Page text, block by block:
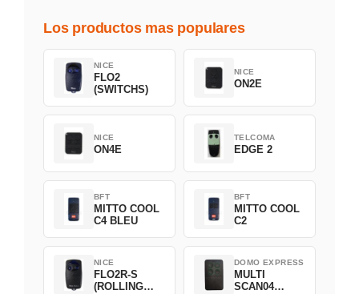
Los productos mas populares
NICE
FLO2
(SWITCHS)
NICE
ON2E
NICE
ON4E
TELCOMA
EDGE 2
BFT
MITTO COOL
C4 BLEU
BFT
MITTO COOL
C2
NICE
FLO2R-S
(ROLLING
DOMO EXPRESS
MULTI
SCAN04